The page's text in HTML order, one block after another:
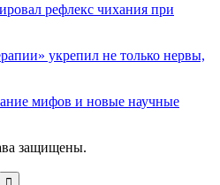
рефлекс чихания при
укрепил не только нервы,
мифов и новые научные
защищены.